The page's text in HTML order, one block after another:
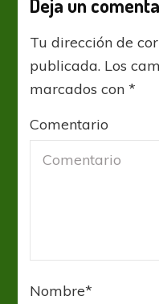
Deja un
Tu dirección de
publicada. Los
marcados con*
Comentario
Nombre*